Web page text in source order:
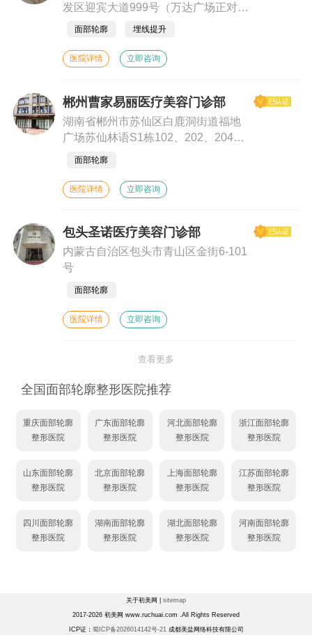
发区迎宾大道999号（万达广场正对
面）
面部轮廓 埋线提升
医院详情 立即咨询
郴州曹家易丽医疗美容门诊部
湖南省郴州市苏仙区白鹿洞街道福地
广场苏仙林语S1栋102、202、204号
门面
面部轮廓
医院详情 立即咨询
包头圣诺医疗美容门诊部
内蒙古自治区包头市青山区金街6-101
号
面部轮廓
医院详情 立即咨询
查看更多
全国面部轮廓整形医院推荐
重庆面部轮廓
整形医院
山东面部轮廓
整形医院
四川面部轮廓
整形医院
广东面部轮廓
整形医院
北京面部轮廓
整形医院
湖南面部轮廓
整形医院
河北面部轮廓
整形医院
上海面部轮廓
整形医院
湖北面部轮廓
整形医院
浙江面部轮廓
整形医院
江苏面部轮廓
整形医院
河南面部轮廓
整形医院
关于初美网 | sitemap
2017-2026 初美网 www.ruchuai.com .All Rights Reserved
ICP证： 蜀ICP备2026014142号-21 成都美盐网络科技有限公司